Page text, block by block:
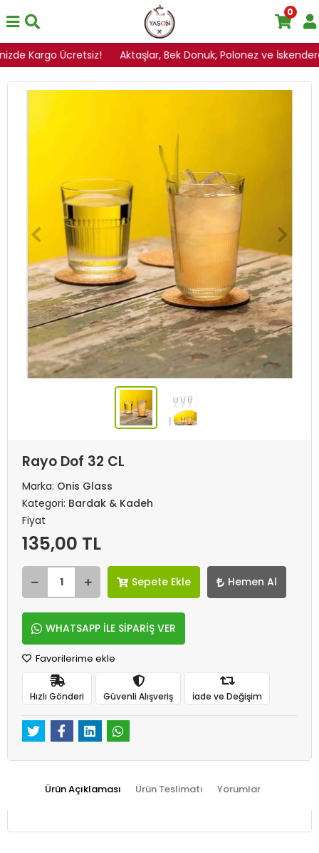
Kargo Ücretsiz! Aktaşlar, Bek Donuk, Polonez ve
0
Rayo Dof 32 CL
Marka: Onis Glass
Kategori: Bardak & Kadeh
Fiyat
135,00 TL
Sepete Ekle Hemen Al
WHATSAPP İLE SİPARİŞ VER
Favorilerime ekle
Hızlı Gönderi Güvenli Alışveriş İade ve Değişim
Ürün Açıklaması Ürün Teslimatı Yorumlar